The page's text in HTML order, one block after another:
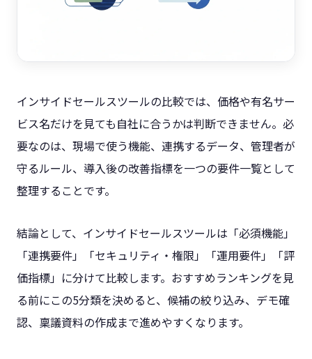
インサイドセールスツールの比較では、価格や有名サー
ビス名だけを見ても自社に合うかは判断できません。必
要なのは、現場で使う機能、連携するデータ、管理者が
守るルール、導入後の改善指標を一つの要件一覧として
整理することです。
結論として、インサイドセールスツールは「必須機能」
「連携要件」「セキュリティ・権限」「運用要件」「評
価指標」に分けて比較します。おすすめランキングを見
る前にこの5分類を決めると、候補の絞り込み、デモ確
認、稟議資料の作成まで進めやすくなります。